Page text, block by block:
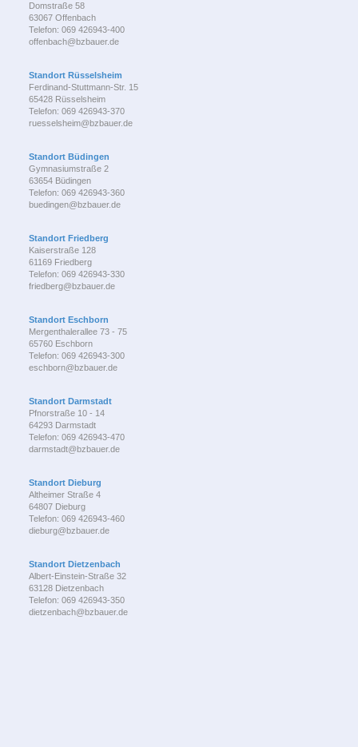
Domstraße 58
63067 Offenbach
Telefon: 069 426943-400
offenbach@bzbauer.de
Standort Rüsselsheim
Ferdinand-Stuttmann-Str. 15
65428 Rüsselsheim
Telefon: 069 426943-370
ruesselsheim@bzbauer.de
Standort Büdingen
Gymnasiumstraße 2
63654 Büdingen
Telefon: 069 426943-360
buedingen@bzbauer.de
Standort Friedberg
Kaiserstraße 128
61169 Friedberg
Telefon: 069 426943-330
friedberg@bzbauer.de
Standort Eschborn
Mergenthalerallee 73 - 75
65760 Eschborn
Telefon: 069 426943-300
eschborn@bzbauer.de
Standort Darmstadt
Pfnorstraße 10 - 14
64293 Darmstadt
Telefon: 069 426943-470
darmstadt@bzbauer.de
Standort Dieburg
Altheimer Straße 4
64807 Dieburg
Telefon: 069 426943-460
dieburg@bzbauer.de
Standort Dietzenbach
Albert-Einstein-Straße 32
63128 Dietzenbach
Telefon: 069 426943-350
dietzenbach@bzbauer.de